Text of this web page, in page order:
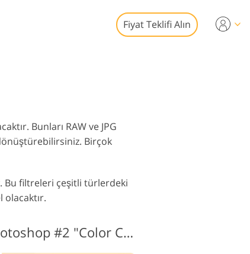
Fiyat Teklifi Alın
Bunları RAW ve JPG
Birçok
Bu filtreleri çeşitli türlerdeki
Karikatür Aksiyonu Photoshop #2 "Color Comic"